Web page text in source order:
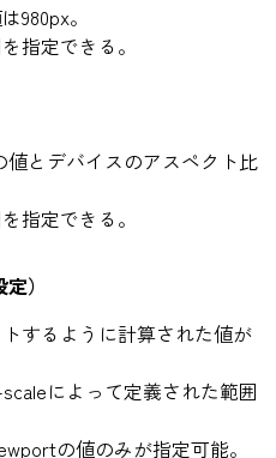
980px。
指定できる。
とデバイスのアスペクト比
指定できる。
）
するように計算された値が
によって定義された範囲
の値のみが指定可能。